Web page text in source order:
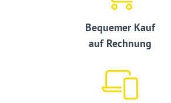
Bequemer Kauf
auf Rechnung